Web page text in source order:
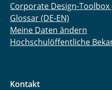
Corporate Design-Toolbox
Glossar (DE-EN)
Meine Daten ändern
Hochschulöffentliche
Kontakt